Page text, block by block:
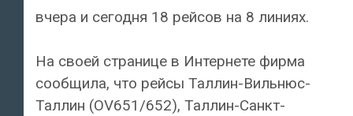
вчера и сегодня 18 рейсов на 8 линиях.
На своей странице в Интернете фирма
сообщила, что рейсы Таллин-Вильнюс-
Таллин (OV651/652), Таллин-Санкт-